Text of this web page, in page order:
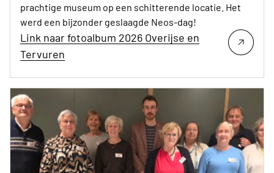
prachtige museum op een schitterende locatie. Het
werd een bijzonder geslaagde Neos-dag!
Link naar fotoalbum 2026 Overijse en
Tervuren